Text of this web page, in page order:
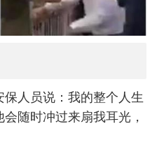
人员说：我的整个人生
随时冲过来扇我耳光，